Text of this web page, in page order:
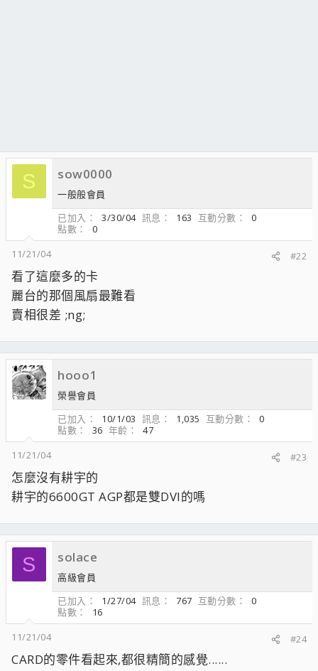
S sow0000
一般般會員
已加入
3/30/04 訊息 163 互動分數
0
點數
0
11/21/04
#22
看了這麼多的卡
麗台的那個風扇最難看
賣相很差 ;ng;
hooo1
榮譽會員
已加入
10/1/03 訊息 1,035 互動分數
0
點數
36 年齡
47
11/21/04
#23
怎麼沒有耕宇的
耕宇的6600GT AGP都是雙DVI的嗎
S solace
高級會員
已加入
1/27/04 訊息 767 互動分數
0
點數
16
11/21/04
#24
CARD的零件看起來,都很精簡的感覺......